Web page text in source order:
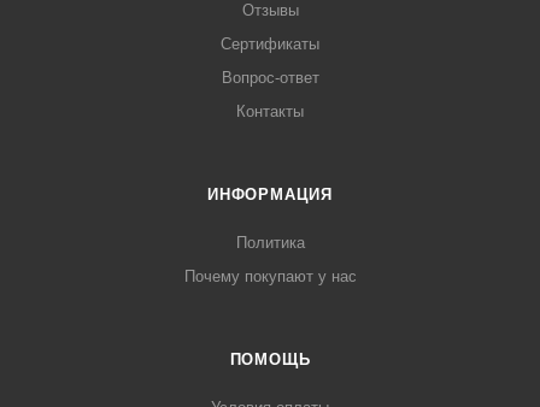
Отзывы
Сертификаты
Вопрос-ответ
Контакты
ИНФОРМАЦИЯ
Политика
Почему покупают у нас
ПОМОЩЬ